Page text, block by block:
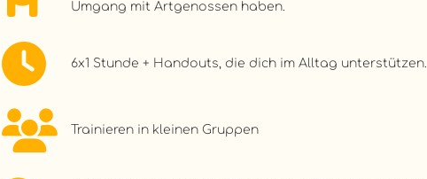
Umgang mit Artgenossen haben.
6x1 Stunde + Handouts, die dich im Alltag unterstützen.
Trainieren in kleinen Gruppen